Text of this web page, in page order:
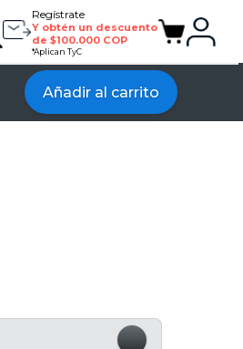
Regístrate
Y obtén un descuento
de $100.000 COP
*Aplican TyC
Añadir al carrito